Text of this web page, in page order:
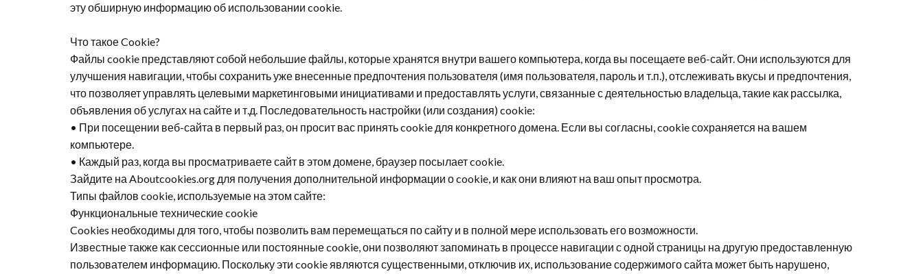
эту обширную информацию об использовании cookie.
ЧтотакоеCookie?
Файлы cookie представляют собой небольшие файлы, которые хранятся внутри вашего компьютера, когда вы посещаете веб-сайт. Они используются для
улучшения навигации, чтобы сохранить уже внесенные предпочтения пользователя (имя пользователя, пароль и т.п.), отслеживать вкусы и предпочтения,
что позволяет управлять целевыми маркетинговыми инициативами и предоставлять услуги, связанные с деятельностью владельца, такие как рассылка,
объявления об услугах на сайте и т.д. Последовательность настройки (или создания)cookie:
• При посещении веб-сайта в первый раз, он просит вас принятьcookie для конкретного домена. Если вы согласны,cookieсохраняется на вашем
компьютере.
• Каждый раз, когда вы просматриваете сайт в этом домене, браузер посылаетcookie.
Зайдите на Aboutcookies.org для получения дополнительной информации оcookie, и как они влияют на ваш опыт просмотра.
Типы файлов cookie, используемые на этом сайте:
Функциональные техническиеcookie
Cookies необходимы для того, чтобы позволить вам перемещаться по сайту и в полной мере использовать его возможности.
Известные также как сессионные или постоянныеcookie, они позволяют запоминать в процессе навигации с одной страницы на другую предоставленную
пользователем информацию. Поскольку эти cookie являются существенными, отключив их, использование содержимого сайта может быть нарушено,